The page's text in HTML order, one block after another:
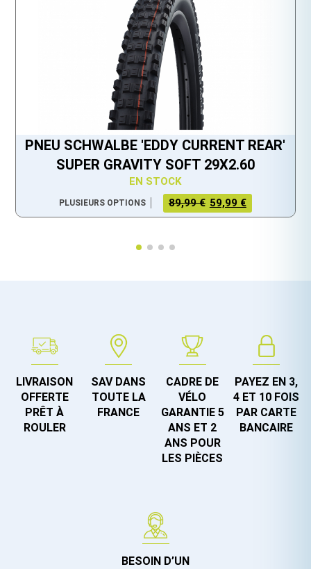
PNEU SCHWALBE 'EDDY CURRENT REAR'
SUPER GRAVITY SOFT 29X2.60
EN STOCK
PLUSIEURS OPTIONS 89,99 €
LE PRIX
INITIAL
89,99 €.
59,99 €
LE PRIX
ACTUEL
59,99 €.
LIVRAISON
OFFERTE
PRÊT À
ROULER
SAV DANS
TOUTE LA
FRANCE
CADRE DE
VÉLO
GARANTIE 5
ANS ET 2
ANS POUR
LES PIÈCES
PAYEZ EN 3,
4 ET 10 FOIS
PAR CARTE
BANCAIRE
BESOIN D’UN